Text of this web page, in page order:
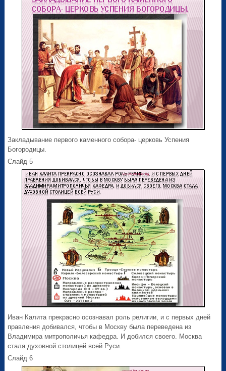
Закладывание первого каменного собора- церковь Успения
Богородицы.
Слайд 5
Иван Калита прекрасно осознавал роль религии, и с первых дней
правления добивался, чтобы в Москву была переведена из
Владимира митрополичья кафедра. И добился своего. Москва
стала духовной столицей всей Руси.
Слайд 6